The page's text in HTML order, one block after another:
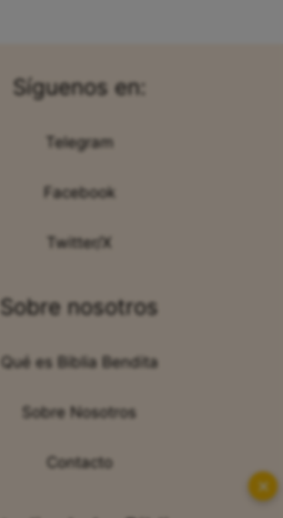
Síguenos en:
Telegram
Facebook
Twitter/X
Sobre nosotros
Qué es Biblia Bendita
Sobre Nosotros
Contacto
✕